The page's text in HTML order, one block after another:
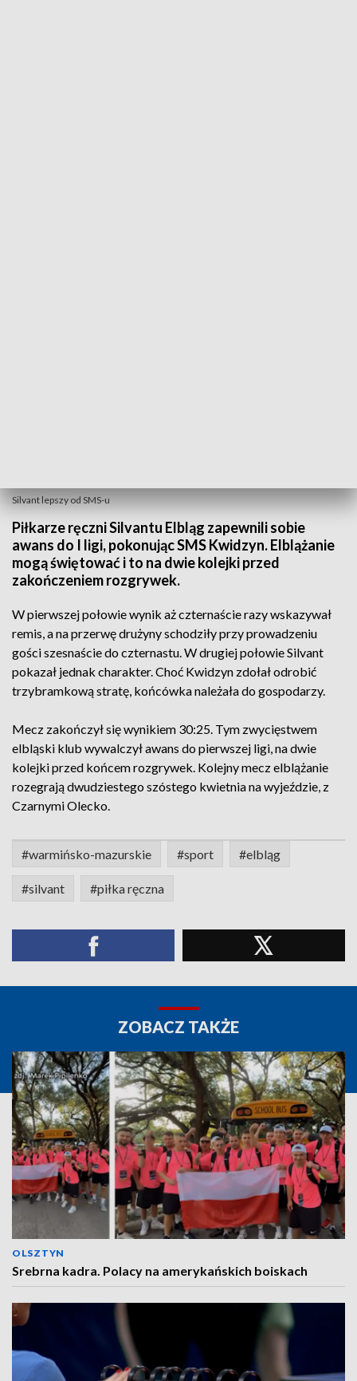
Silvant lepszy od SMS-u
Piłkarze ręczni Silvantu Elbląg zapewnili sobie
awans do I ligi, pokonując SMS Kwidzyn. Elblążanie
mogą świętować i to na dwie kolejki przed
zakończeniem rozgrywek.
W pierwszej połowie wynik aż czternaście razy wskazywał
remis, a na przerwę drużyny schodziły przy prowadzeniu
gości szesnaście do czternastu. W drugiej połowie Silvant
pokazał jednak charakter. Choć Kwidzyn zdołał odrobić
trzybramkową stratę, końcówka należała do gospodarzy.
Mecz zakończył się wynikiem 30:25. Tym zwycięstwem
elbląski klub wywalczył awans do pierwszej ligi, na dwie
kolejki przed końcem rozgrywek. Kolejny mecz elblążanie
rozegrają dwudziestego szóstego kwietnia na wyjeździe, z
Czarnymi Olecko.
#warmińsko-mazurskie #sport #elbląg
#silvant #piłka ręczna
ZOBACZ TAKŻE
OLSZTYN
Srebrna kadra. Polacy na amerykańskich boiskach